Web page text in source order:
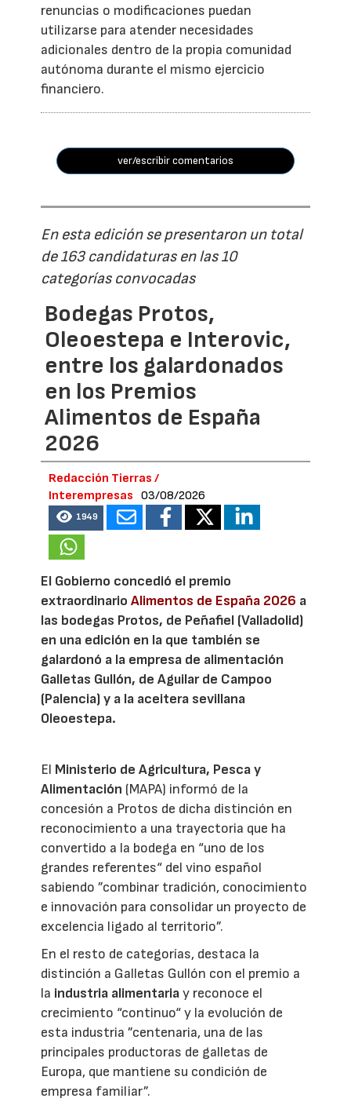
renuncias o modificaciones puedan
utilizarse para atender necesidades
adicionales dentro de la propia comunidad
autónoma durante el mismo ejercicio
financiero.
ver/escribir comentarios
En esta edición se presentaron un total
de 163 candidaturas en las 10
categorías convocadas
Bodegas Protos,
Oleoestepa e Interovic,
entre los galardonados
en los Premios
Alimentos de España
2026
Redacción Tierras /
Interempresas
03/08/2026
1949
El Gobierno concedió el premio
extraordinarioAlimentos de España 2026 a
las bodegas Protos, de Peñafiel (Valladolid)
en una edición en la que también se
galardonó a la empresa de alimentación
Galletas Gullón, de Aguilar de Campoo
(Palencia) y a la aceitera sevillana
Oleoestepa.
El Ministerio de Agricultura, Pesca y
Alimentación (MAPA) informó de la
concesión a Protos de dicha distinción en
reconocimiento a una trayectoria que ha
convertido a la bodega en “uno de los
grandes referentes“ del vino español
sabiendo ”combinar tradición, conocimiento
e innovación para consolidar un proyecto de
excelencia ligado al territorio”.
En el resto de categorías, destaca la
distinción a Galletas Gullón con el premio a
la industria alimentariay reconoce el
crecimiento “continuo“ y la evolución de
esta industria ”centenaria, una de las
principales productoras de galletas de
Europa, que mantiene su condición de
empresa familiar”.